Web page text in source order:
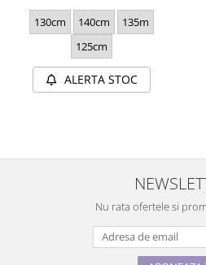
130cm 140cm
135m
125cm
ALERTA STOC
Nu rata ofertele si